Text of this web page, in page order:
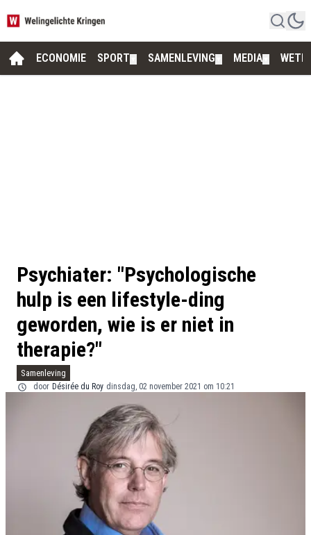
ECONOMIE SPORT SAMENLEVING MEDIA
Psychiater: "Psychologische
hulp is een lifestyle-ding
geworden, wie is er niet in
therapie?"
Samenleving
door Désirée du Roy dinsdag, 02 november 2021 om 10:21